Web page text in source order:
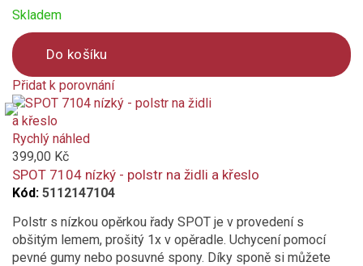
Skladem
Do košíku
Přidat k porovnání
Product
is
added
to
compare
Rychlý náhled
399,00 Kč
SPOT 7104 nízký - polstr na židli a křeslo
Kód: 5112147104
Polstr s nízkou opěrkou řady SPOT je v provedení s
obšitým lemem, prošitý 1x v opěradle. Uchycení pomocí
pevné gumy nebo posuvné spony. Díky sponě si můžete